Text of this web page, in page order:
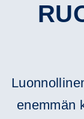
enemmän